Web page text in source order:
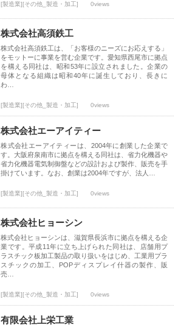
[製造業][その他_製造・加工] 0views
株式会社高須鉄工
株式会社高須鉄工は、「お客様のニーズにお応えする」
をモットーに事業を営む企業です。愛知県西尾市に拠点
を構える同社は、昭和53年に設立されました。企業の
母体となる組織は昭和40年に誕生しており、長きに
わ…
[製造業][その他_製造・加工] 0views
株式会社エーアイティー
株式会社エーアイティーは、2004年に創業した企業で
す。大阪府泉南市に拠点を構える同社は、省力化機器や
省力化機器電気制御盤などの設計および製作、販売を手
掛けています。なお、創業は2004年ですが、法人…
[製造業][その他_製造・加工] 0views
株式会社ヒョーシン
株式会社ヒョーシンは、滋賀県長浜市に拠点を構える企
業です。平成11年に立ち上げられた同社は、店舗用プ
ラスチック板加工製品の取り扱いをはじめ、工業用プラ
スチックの加工、POPディスプレイ什器の製作、販
売…
[製造業][その他_製造・加工] 0views
有限会社上栄工業